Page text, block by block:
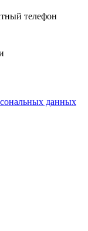
телефон
данных